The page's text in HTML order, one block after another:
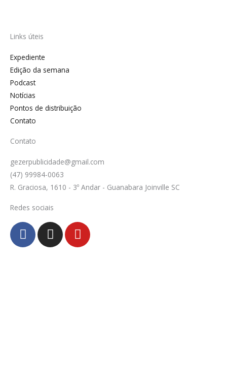
Links úteis
Expediente
Edição da semana
Podcast
Notícias
Pontos de distribuição
Contato
Contato
gezerpublicidade@gmail.com
(47) 99984-0063
R. Graciosa, 1610 - 3º Andar - Guanabara Joinville SC
Redes sociais
F
a
c
I
n
s
Y
o
u